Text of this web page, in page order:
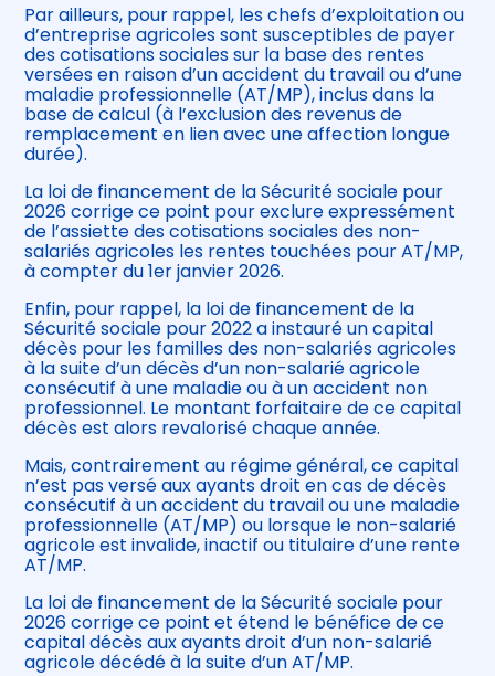
Par ailleurs, pour rappel, les chefs d’exploitation ou
d’entreprise agricoles sont susceptibles de payer
des cotisations sociales sur la base des rentes
versées en raison d’un accident du travail ou d’une
maladie professionnelle (AT/MP), inclus dans la
base de calcul (à l’exclusion des revenus de
remplacement en lien avec une affection longue
durée).
La loi de financement de la Sécurité sociale pour
2026 corrige ce point pour exclure expressément
de l’assiette des cotisations sociales des non-
salariés agricoles les rentes touchées pour AT/MP,
à compter du 1er janvier 2026.
Enfin, pour rappel, la loi de financement de la
Sécurité sociale pour 2022 a instauré un capital
décès pour les familles des non-salariés agricoles
à la suite d’un décès d’un non-salarié agricole
consécutif à une maladie ou à un accident non
professionnel. Le montant forfaitaire de ce capital
décès est alors revalorisé chaque année.
Mais, contrairement au régime général, ce capital
n’est pas versé aux ayants droit en cas de décès
consécutif à un accident du travail ou une maladie
professionnelle (AT/MP) ou lorsque le non-salarié
agricole est invalide, inactif ou titulaire d’une rente
AT/MP.
La loi de financement de la Sécurité sociale pour
2026 corrige ce point et étend le bénéfice de ce
capital décès aux ayants droit d’un non-salarié
agricole décédé à la suite d’un AT/MP.